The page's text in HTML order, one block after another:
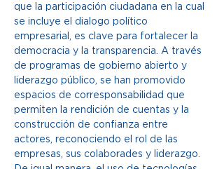
que la participación ciudadana en la cual
se incluye el dialogo político
empresarial, es clave para fortalecer la
democracia y la transparencia. A través
de programas de gobierno abierto y
liderazgo público, se han promovido
espacios de corresponsabilidad que
permiten la rendición de cuentas y la
construcción de confianza entre
actores, reconociendo el rol de las
empresas, sus colaborades y liderazgo.